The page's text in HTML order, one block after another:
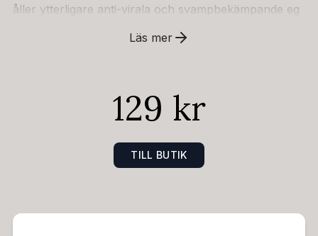
åller ytterligare anti-virala och svampbekämpande eg
rengöring av dina leksaker. INSTRUKTIONER: Spraya
ps-säkra formeln gör att du inte behöver skölja med v
atten efteråt. Lämplig för användning med silikon, gum
h svälj den inte. Mängd: 60ml
Läs mer
129 kr
TILL BUTIK